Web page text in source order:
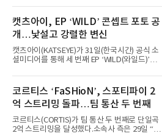
코르티스 등 K팝 스타들이 출연진 명단에 이름
을 올렸다.이날 에스파는
AxMxP는 데뷔 전부터 버스킹과 각종 페스티벌,
공연 무대에 오르며 실전 경험을 쌓아왔다.이들
은 소속사 패밀리 콘서트를 비롯해 '뷰티풀 민트
라이프 2025', '2025 부산국제록페스티벌' 등 대
형 무대에 잇달아 출연해 당찬 에너지와 풋풋한
매력으로 음악팬들의 눈도장을 찍었다.이후
AxMxP는 '카운트다운 판타지 2025-2026',
정적인 실력을 입증했고, 올해 '2026 어썸뮤직
페스티벌', '뷰티풀 민트 라이프 2026', '2026
캣츠아이, EP ‘WILD’ 콘셉트 포토 공
개…낯설고 강렬한 변신
캣츠아이(KATSEYE)가 31일(한국시간) 공식 소
셜미디어를 통해 세 번째 EP ‘WILD(와일드)’의
heart(와일드 하트)’라는 제목이 붙은 콘셉트 포
토에는 멤버들의 본능적이고 야성적인 면모가
강렬하게 담겼다. 짙은 아이섀도와 푸른빛·금빛·
붉은빛의 컬러 렌즈가 비현실적인 분위기를 자
아내고, 여러 원색이 불규칙하게 뒤섞인 멀티컬
러 헤어와 과감한 블루·블랙 립 메이크업이 낯설
고도 매혹적인 비주얼을 완성했다.스타일링 역
코르티스 ‘FaSHioN’, 스포티파이 2
억 스트리밍 돌파…팀 통산 두 번째
코르티스(CORTIS)가 팀 통산 두 번째로 단일곡
2억 스트리밍을 달성했다.소속사 측은 29일 “코